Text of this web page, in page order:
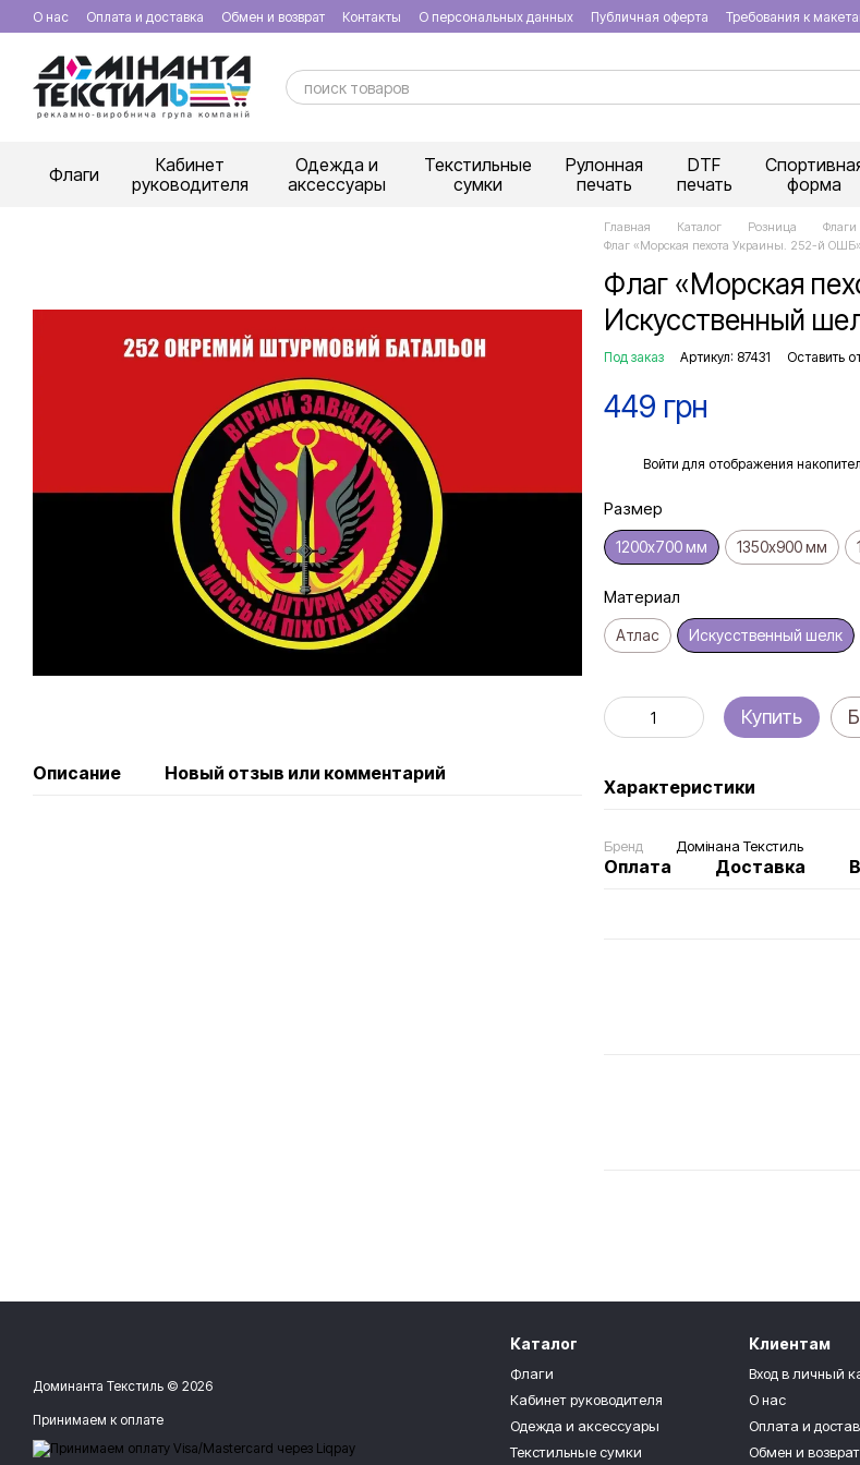
Перейти к основному контенту
О нас Оплата и доставка Обмен и возврат Контакты О персональных данных Публичная оферта Требования к
Флаги
Кабинет
руководителя
Одежда и
аксессуары
Текстильные
сумки
Рулонная
печать
DTF
печать
форма
Описание Новый отзыв или комментарий
Главная Каталог Розница Флаги
Флаг «Морская пехота Украины. 252-й
Флаг «Морская
Искусственный
Под заказ Артикул: 87431 Оставить
449 грн
Войти для отображения
Размер
1200х700 мм 1350х900 мм
Материал
Атлас Искусственный шелк
Купить
Характеристики
Бренд Домінана Текстиль
Оплата Доставка
Доминанта Текстиль © 2026
Принимаем к оплате
Каталог
Флаги
Кабинет руководителя
Одежда и аксессуары
Текстильные сумки
Клиентам
Вход в личный
О нас
Оплата и
Обмен и возврат